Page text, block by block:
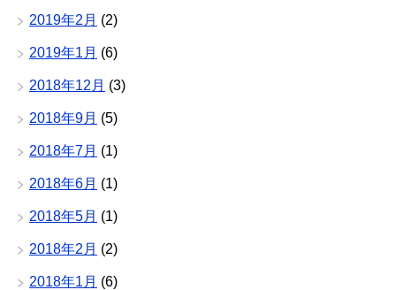
2019年2月 (2)
2019年1月 (6)
2018年12月 (3)
2018年9月 (5)
2018年7月 (1)
2018年6月 (1)
2018年5月 (1)
2018年2月 (2)
2018年1月 (6)